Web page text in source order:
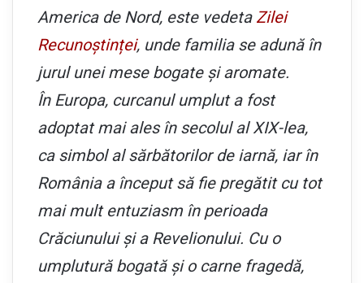
America de Nord, este vedeta Zilei
Recunoștinței, unde familia se adună în
jurul unei mese bogate și aromate.
În Europa, curcanul umplut a fost
adoptat mai ales în secolul al XIX-lea,
ca simbol al sărbătorilor de iarnă, iar în
România a început să fie pregătit cu tot
mai mult entuziasm în perioada
Crăciunului și a Revelionului. Cu o
umplutură bogată și o carne fragedă,